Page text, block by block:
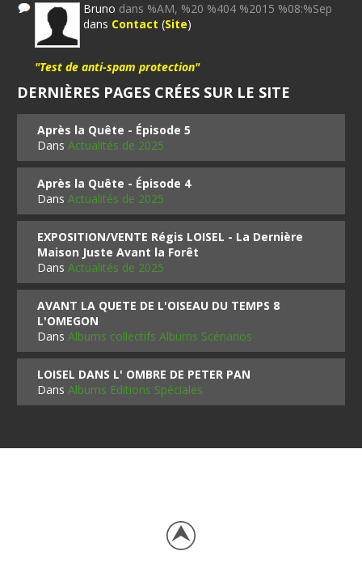
Bruno dans %AM, %20 %404 %2015 %08:%Sep
dans Contact (Site)
"Test de anti-spam protection"
DERNIÈRES PAGES CRÉES SUR LE SITE
Après la Quête - Épisode 5
DansActualités de 2025
Après la Quête - Épisode 4
DansActualités de 2025
EXPOSITION/VENTE Régis LOISEL - La Dernière
Maison Juste Avant la Forêt
DansActualités de 2025
AVANT LA QUETE DE L'OISEAU DU TEMPS 8
L'OMEGON
DansAlbums collectifs Albums Scénarios
LOISEL DANS L' OMBRE DE PETER PAN
DansAlbums Editions Spéciales